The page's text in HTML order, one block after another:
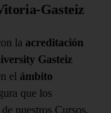
Gasteiz
la acreditación
Gasteiz
el ámbito
que los
nuestros Cursos,